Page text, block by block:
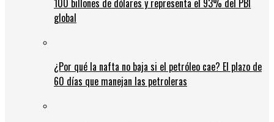
100 billones de dólares y representa el 93% del PBI
global
¿Por qué la nafta no baja si el petróleo cae? El plazo de
60 días que manejan las petroleras